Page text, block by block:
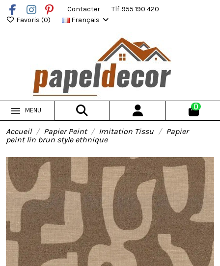
Contacter
Tlf. 955 190 420
Favoris (0) Français
MENU 0
Accueil Papier Peint Imitation Tissu
Papier
peint lin brun style ethnique